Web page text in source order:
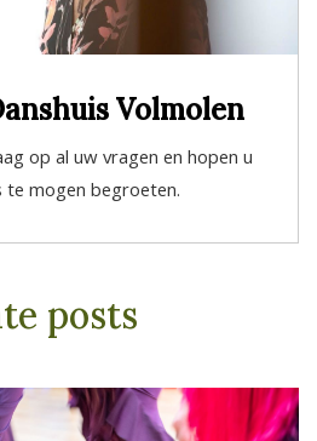
Volmolen
op al uw vragen en hopen u
te mogen begroeten.
posts